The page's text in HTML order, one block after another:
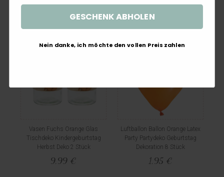
Vasen Fuchs Orange Glas
Tischdeko Kindergeburtstag
Herbst Deko 2 Stück
9,99 €
Luftballon Ballon Orange Latex
Party Partydeko Geburtstag
Dekoration 8 Stück
1,95 €
GESCHENK ABHOLEN
Nein danke, ich möchte den vollen Preis zahlen